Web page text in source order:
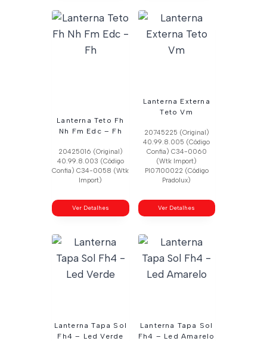
Lanterna Teto Fh
Nh Fm Edc – Fh
20425016 (Original)
40.99.8.003 (Código
Confia) C34-0058 (Wtk
Import)
Ver Detalhes
Lanterna Externa
Teto Vm
20745225 (Original)
40.99.8.005 (Código
Confia) C34-0060
(Wtk Import)
Pl07100022 (Código
Pradolux)
Ver Detalhes
Lanterna Tapa Sol
Fh4 – Led Verde
Lanterna Tapa Sol
Fh4 – Led Amarelo